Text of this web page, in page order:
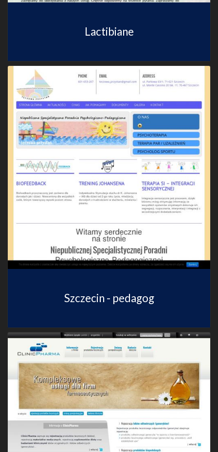
Lactibiane
Szczecin - pedagog